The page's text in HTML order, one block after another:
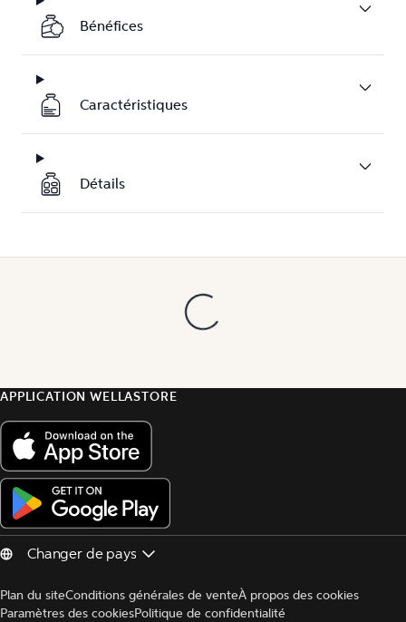
Bénéfices
Caractéristiques
Détails
APPLICATION WELLASTORE
Plan du siteConditions générales de venteÀ propos des cookies
Paramètres des cookiesPolitique de confidentialité